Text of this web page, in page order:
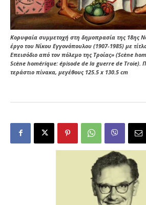
Κορυφαία συμμετοχή στη δημοπρασία της 18ης
έργο του Νίκου Εγγονόπουλου (1907-1985) με
Επεισόδιο από τον πόλεμο της Τροίας» (Scène
Scène homérique: épisode de la guerre de Troie).
τεράστιο πίνακα, μεγέθους 125.5 x 130.5 cm